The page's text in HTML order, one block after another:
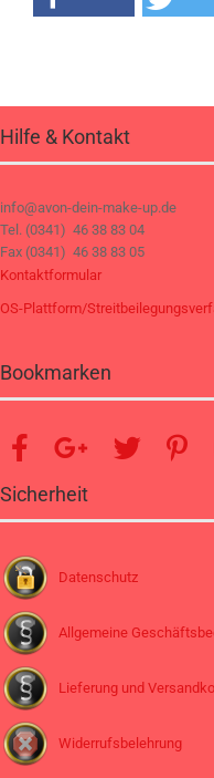
Hilfe & Kontakt
info@avon-dein-make-up.de
Tel. (0341) 46 38 83 04
Fax (0341) 46 38 83 05
Kontaktformular
OS-Plattform/
Bookmarken
Sicherheit
Datenschutz
Allgemeine
Lieferung und
Widerrufsbelehrung